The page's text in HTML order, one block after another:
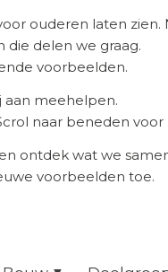
ouderen laten zien.
die delen we graag.
voorbeelden.
aan meehelpen.
naar beneden
ontdek wat we
voorbeelden toe.